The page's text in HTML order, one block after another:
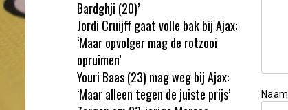
Naam
Bardghji (20)’
Jordi Cruijff gaat volle bak bij Ajax:
‘Maar opvolger mag de rotzooi
opruimen’
Youri Baas (23) mag weg bij Ajax:
‘Maar alleen tegen de juiste prijs’